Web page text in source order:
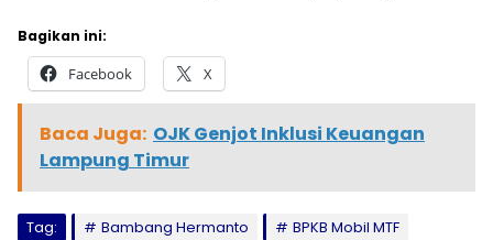
Bagikan ini:
Facebook X
Baca Juga: OJK Genjot Inklusi Keuangan
Lampung Timur
Tag: Bambang Hermanto BPKB Mobil MTF